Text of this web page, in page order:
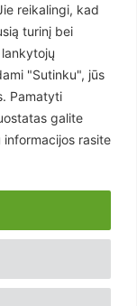
reikalingi, kad
turinį bei
"Sutinku", jūs
Pamatyti
galite
rasite
1497
619
saugomos.
Taisyklės